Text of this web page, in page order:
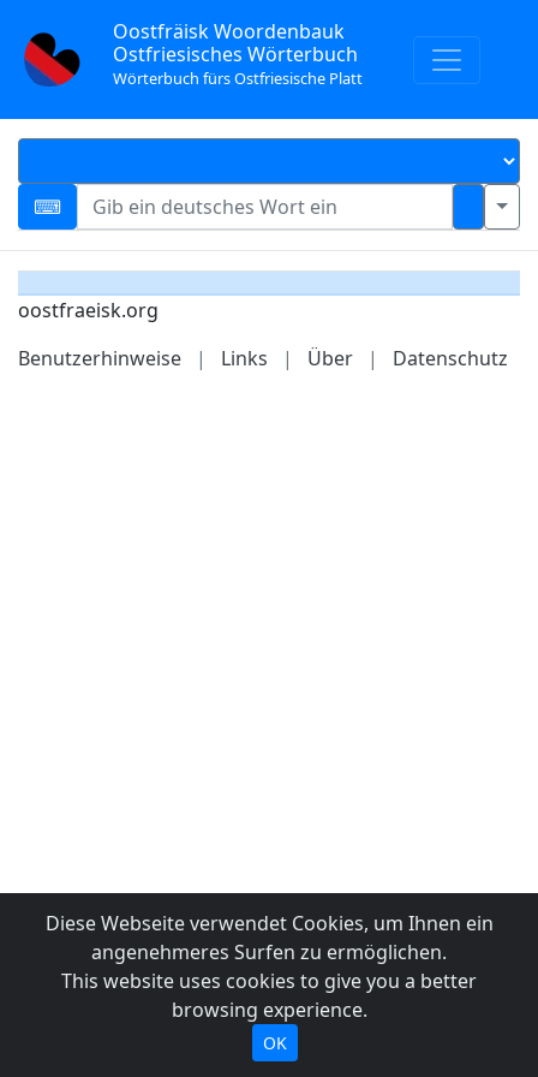
Oostfräisk Woordenbauk
Ostfriesisches Wörterbuch
Wörterbuch fürs Ostfriesische Platt
oostfraeisk.org
Benutzerhinweise
| Links | Über | Datenschutz
Diese Webseite verwendet Cookies, um Ihnen ein
angenehmeres Surfen zu ermöglichen.
This website uses cookies to give you a better
browsing experience.
OK